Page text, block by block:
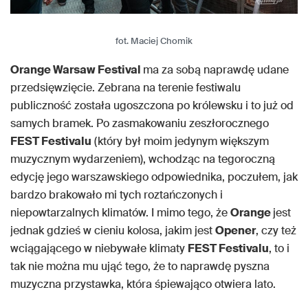
fot. Maciej Chomik
Orange Warsaw Festival ma za sobą naprawdę udane
przedsięwzięcie. Zebrana na terenie festiwalu
publiczność została ugoszczona po królewsku i to już od
samych bramek. Po zasmakowaniu zeszłorocznego
FEST Festivalu (który był moim jedynym większym
muzycznym wydarzeniem), wchodząc na tegoroczną
edycję jego warszawskiego odpowiednika, poczułem, jak
bardzo brakowało mi tych roztańczonych i
niepowtarzalnych klimatów. I mimo tego, żeOrangejest
jednak gdzieś w cieniu kolosa, jakim jestOpener, czy też
wciągającego w niebywałe klimaty FEST Festivalu, to i
tak nie można mu ująć tego, że to naprawdę pyszna
muzyczna przystawka, która śpiewająco otwiera lato.